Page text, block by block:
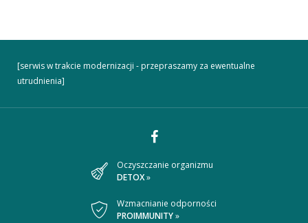
[serwis w trakcie modernizacji - przepraszamy za ewentualne
utrudnienia]
Dołącz
nas
Oczyszczanie organizmu
DETOX»
Wzmacnianie odporności
PROIMMUNITY»